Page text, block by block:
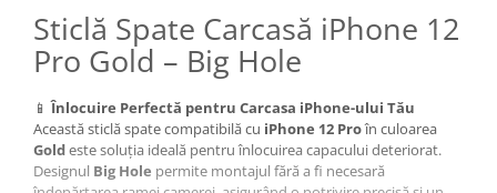
iPhone 15 Plus
iPhone 15
iPhone 14 Pro
iPhone 14 Plus
iPhone 14
Sticlă Spate Carcasă iPhone 12
Pro Gold – Big Hole
📱Înlocuire Perfectă pentru Carcasa iPhone-ului Tău
Această sticlă spate compatibilă cu iPhone 12 Proîn culoarea
Goldeste soluția ideală pentru înlocuirea capacului deteriorat.
Designul Big Hole permite montajul fără a fi necesară